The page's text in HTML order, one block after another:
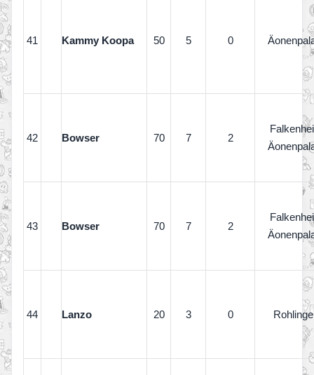
41 Kammy Koopa 50 5 0
42 Bowser 70 7 2
43 Bowser 70 7 2
44 Lanzo 20 3 0